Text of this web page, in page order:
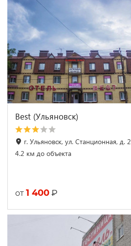
Best (Ульяновск)
г. Ульяновск, ул. Станционная, д. 2
4.2 км до объекта
от 1 400 ₽